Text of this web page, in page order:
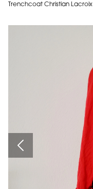
Trenchcoat Christian Lacroix